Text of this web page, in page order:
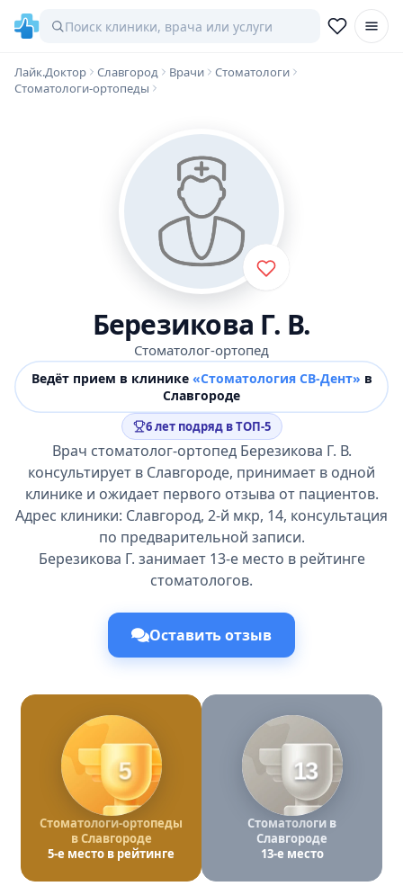
Лайк.Доктор Славгород Врачи
Стоматологи
Стоматологи-ортопеды
Березикова Г. В.
Стоматолог-ортопед
Ведёт прием в клинике «Стоматология СВ-Дент» в
Славгороде
6 лет подряд в ТОП-5
Врач стоматолог-ортопед Березикова Г. В.
консультирует в Славгороде, принимает в одной
клинике и ожидает первого отзыва от пациентов.
Адрес клиники: Славгород, 2-й мкр, 14, консультация
по предварительной записи.
Березикова Г. занимает 13-е место в рейтинге
стоматологов.
Оставить отзыв
5
Стоматологи-ортопеды
в Славгороде
5-е место в рейтинге
13
Стоматологи в
Славгороде
13-е место